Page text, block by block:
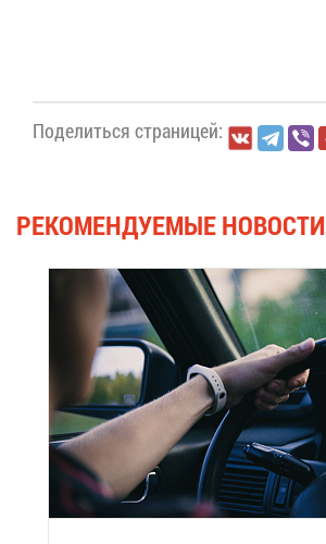
По­де­лить­ся стра­ни­цей:
РЕ­КО­МЕН­ДУ­Е­МЫЕ НО­ВО­СТИ